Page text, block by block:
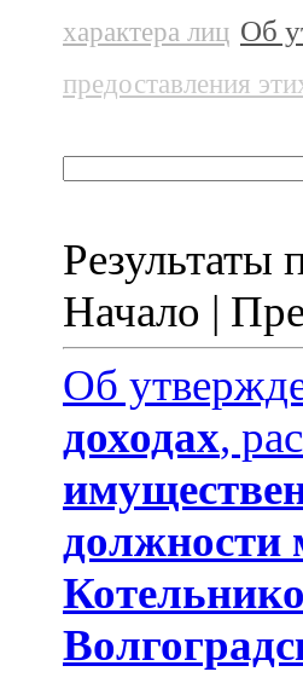
характера лиц Об
предоставления
Результаты
Начало |
Об
доходах,
должности